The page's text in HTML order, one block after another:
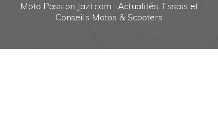
Moto Passion Jazt.com : Actualités, Essais et
Conseils Motos & Scooters